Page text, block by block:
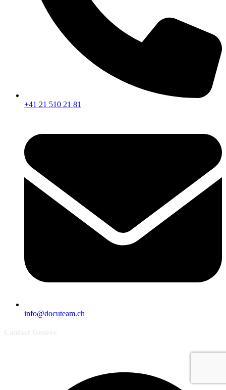
+41 21 510 21 81
info@docuteam.ch